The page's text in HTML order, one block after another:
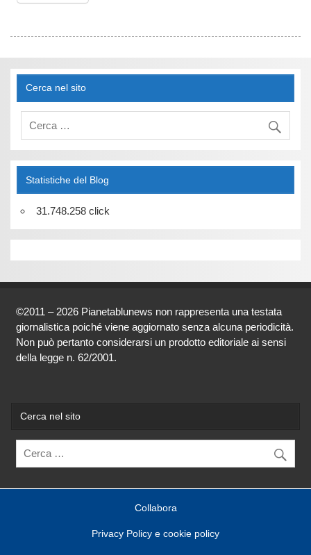
Cerca nel sito
Statistiche del Blog
31.748.258 click
©2011 – 2026 Pianetablunews non rappresenta una testata
giornalistica poiché viene aggiornato senza alcuna periodicità.
Non può pertanto considerarsi un prodotto editoriale ai sensi
della legge n. 62/2001.
Cerca nel sito
Collabora
Privacy Policy e cookie policy